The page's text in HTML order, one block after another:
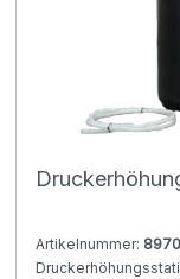
Artikelnummer: